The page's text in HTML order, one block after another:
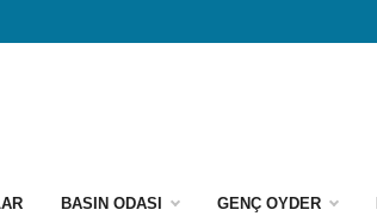
BASIN ODASI GENÇ OYDER